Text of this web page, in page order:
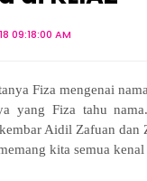
09:18:00 AM
Fiza mengenai
yang Fiza tahu
Aidil Zafuan dan
kita semua